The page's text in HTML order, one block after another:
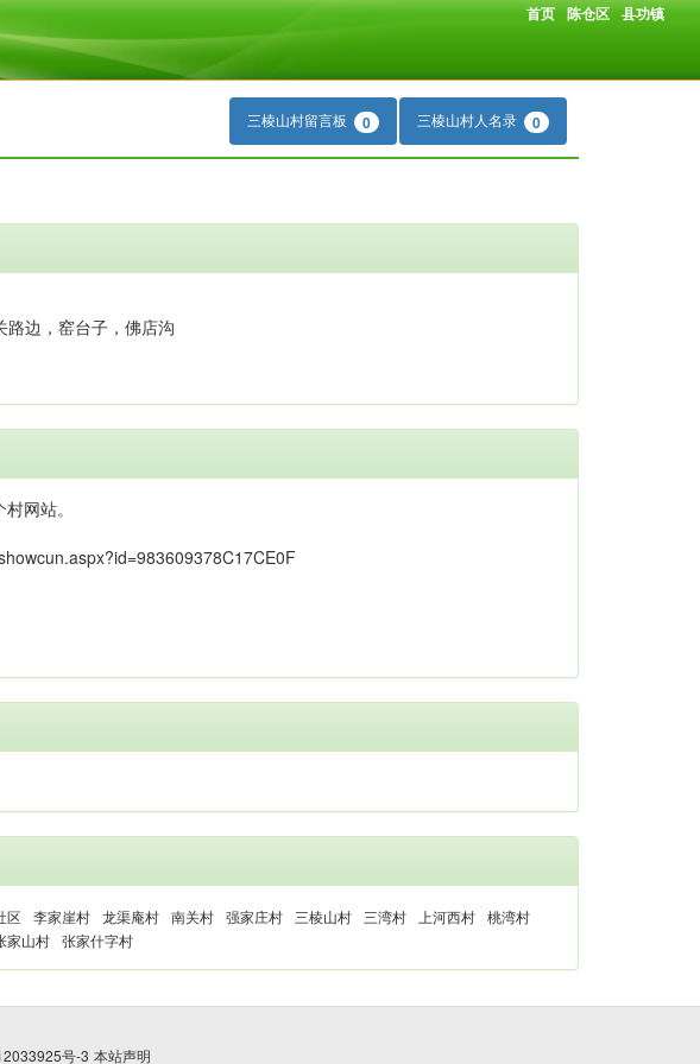
首页 陈仓区 县功镇
三棱山村留言板 0 三棱山村人名录 0
边，窑台子，佛店沟
网站。
区 李家崖村 龙渠庵村 南关村 强家庄村 三棱山村 三湾村 上河西村 桃湾村
家山村 张家什字村
号-3 本站声明